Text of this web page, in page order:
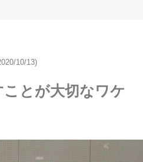
10/13)
とが大切なワケ